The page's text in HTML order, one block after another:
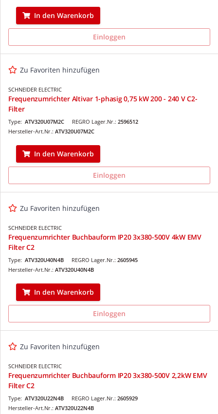
In den Warenkorb
Einloggen
Zu Favoriten hinzufügen
SCHNEIDER ELECTRIC
Frequenzumrichter Altivar 1-phasig 0,75 kW 200 - 240 V C2-
Filter
REGRO Lager.Nr.: 2596512
Type: ATV320U07M2C
Hersteller-Art.Nr.: ATV320U07M2C
In den Warenkorb
Einloggen
Zu Favoriten hinzufügen
SCHNEIDER ELECTRIC
Frequenzumrichter Buchbauform IP20 3x380-500V 4kW EMV
Filter C2
REGRO Lager.Nr.: 2605945
Type: ATV320U40N4B
Hersteller-Art.Nr.: ATV320U40N4B
In den Warenkorb
Einloggen
Zu Favoriten hinzufügen
SCHNEIDER ELECTRIC
Frequenzumrichter Buchbauform IP20 3x380-500V 2,2kW EMV
Filter C2
REGRO Lager.Nr.: 2605929
Type: ATV320U22N4B
Hersteller-Art.Nr.: ATV320U22N4B